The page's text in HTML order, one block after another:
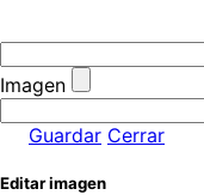
Imagen
Guardar Cerrar
Editar imagen